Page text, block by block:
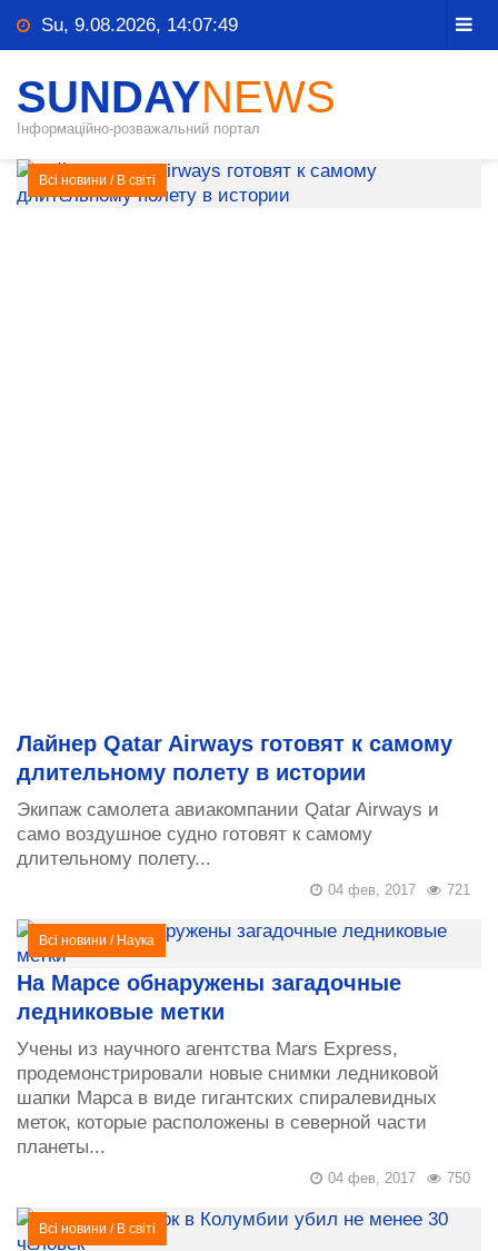
Su, 9.08.2026, 14:07:49
SUNDAYNEWS
Інформаційно-розважальний портал
Всі новини / В світі
Лайнер Qatar Airways готовят к самому
длительному полету в истории
Экипаж самолета авиакомпании Qatar Airways и
само воздушное судно готовят к самому
длительному полету...
721
04 фев, 2017
Всі новини / Наука
На Марсе обнаружены загадочные
ледниковые метки
Учены из научного агентства Mars Express,
продемонстрировали новые снимки ледниковой
шапки Марса в виде гигантских спиралевидных
меток, которые расположены в северной части
планеты...
750
04 фев, 2017
Всі новини / В світі